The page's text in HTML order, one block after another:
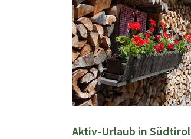
Aktiv-Urlaub in Südtirol